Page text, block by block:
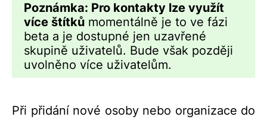
Poznámka: Pro kontakty lze využít
více štítků momentálně je to ve fázi
beta a je dostupné jen uzavřené
skupině uživatelů. Bude však později
uvolněno více uživatelům.
Při přidání nové osoby nebo organizace do